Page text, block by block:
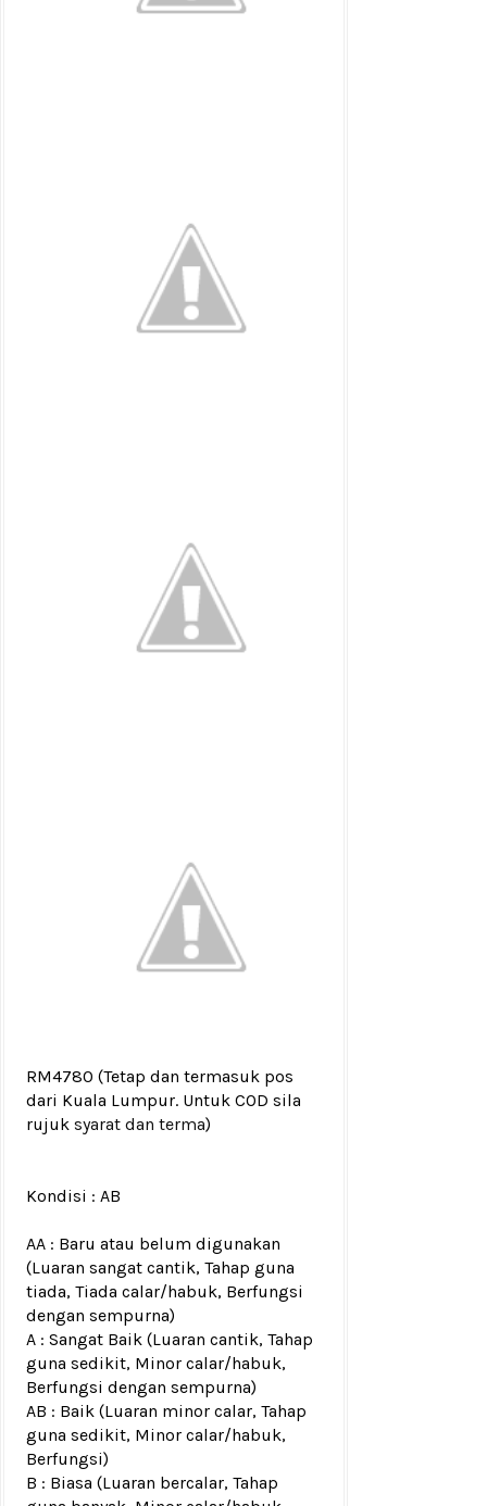
RM4780 (Tetap dan termasuk pos
dari Kuala Lumpur. Untuk COD sila
rujuk syarat dan terma)
Kondisi : AB
AA : Baru atau belum digunakan
(Luaran sangat cantik, Tahap guna
tiada, Tiada calar/habuk, Berfungsi
dengan sempurna)
A : Sangat Baik (Luaran cantik, Tahap
guna sedikit, Minor calar/habuk,
Berfungsi dengan sempurna)
AB : Baik (Luaran minor calar, Tahap
guna sedikit, Minor calar/habuk,
Berfungsi)
B : Biasa (Luaran bercalar, Tahap